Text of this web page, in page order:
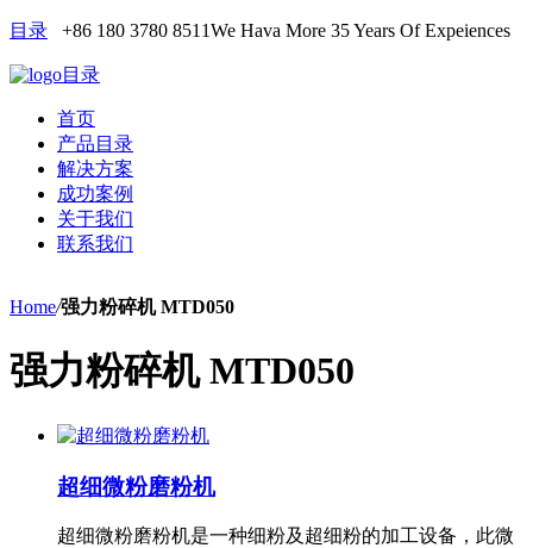
目录 +86 180 3780 8511We Hava More 35 Years Of Expeiences
目录
首页
产品目录
解决方案
成功案例
关于我们
联系我们
Home/强力粉碎机 MTD050
强力粉碎机 MTD050
超细微粉磨粉机
超细微粉磨粉机是一种细粉及超细粉的加工设备，此微